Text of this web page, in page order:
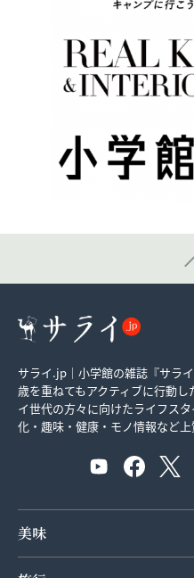
サライ.jp｜小学館の雑誌『サライ
歳を重ねてもアクティブに行動
イ世代の方々に向けたライフス
化・趣味・健康・モノ情報など上
美味